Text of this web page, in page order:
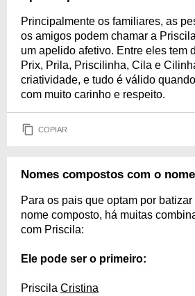
Principalmente os familiares, as
os amigos podem chamar a
um apelido afetivo. Entre eles tem
Prix, Prila, Priscilinha, Cila e
criatividade, e tudo é válido
com muito carinho e respeito.
COPIAR
Nomes compostos com o
Para os pais que optam por
nome composto, há muitas
com Priscila:
Ele pode ser o primeiro:
Priscila Cristina